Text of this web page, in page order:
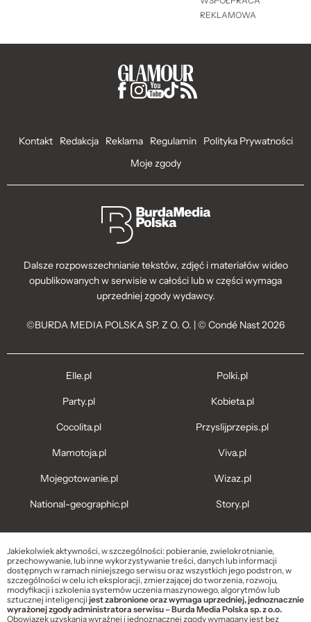
REKLAMOWA
Kontakt Redakcja Reklama Regulamin
Polityka Prywatności
Moje zgody
Dalsze rozpowszechnianie tekstów, zdjęć i materiałów wideo
opublikowanych w serwisie w całości lub w części wymaga
uprzedniej zgody wydawcy.
©BURDA MEDIA POLSKA SP. Z O. O. | © Condé Nast 2026
Elle.pl
Party.pl
Cocolita.pl
Mamotoja.pl
Mojegotowanie.pl
National-geographic.pl
Polki.pl
Kobieta.pl
Przyslijprzepis.pl
Viva.pl
Wizaz.pl
Story.pl
Jakiekolwiek aktywności, w szczególności: pobieranie, zwielokrotnianie,
przechowywanie, lub inne wykorzystywanie treści, danych lub informacji
dostępnych w ramach niniejszego serwisu oraz wszystkich jego podstron, w
szczególności w celu ich eksploracji, zmierzającej do tworzenia, rozwoju,
modyfikacji i szkolenia systemów uczenia maszynowego, algorytmów lub
sztucznej inteligencjijest zabronione oraz wymaga uprzedniej, jednoznacznie
wyrażonej zgody administratora serwisu – Burda Media Polska sp. z o.o.
Obowiązek uzyskania wyraźnej i jednoznacznej zgody wymagany jest bez